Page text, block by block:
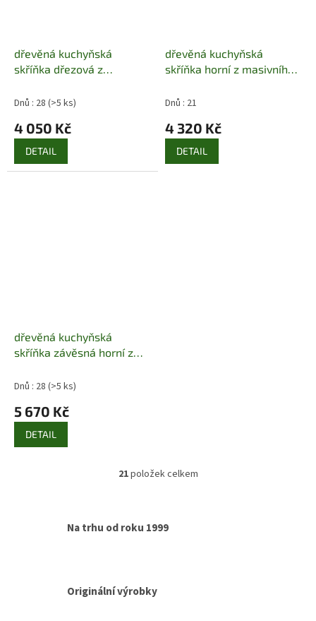
dřevěná kuchyňská
skříňka dřezová z
drewfilip 14
Dnů : 28 (>5 ks)
4 050 Kč
DETAIL
dřevěná kuchyňská
skříňka horní z masivního
13
Dnů : 21
4 320 Kč
DETAIL
dřevěná kuchyňská
skříňka závěsná horní z
drewfilip 9
Dnů : 28 (>5 ks)
5 670 Kč
DETAIL
O
d
p
21položek celkem
Na trhu od roku 1999
Originální výrobky